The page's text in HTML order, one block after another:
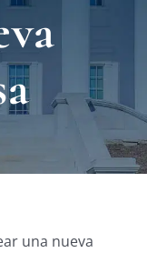
Blog
una nueva